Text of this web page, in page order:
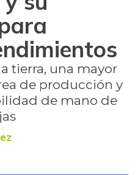
tierra, una mayor
de producción y
de mano de